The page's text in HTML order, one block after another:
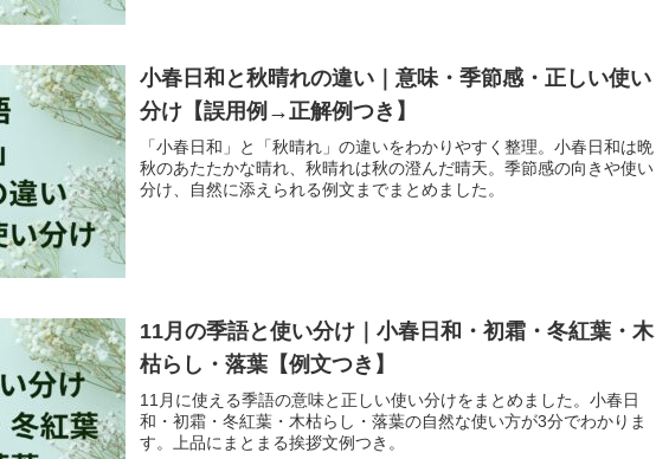
小春日和と秋晴れの違い｜意味・季節感・正しい使い
分け【誤用例→正解例つき】
「小春日和」と「秋晴れ」の違いをわかりやすく整理。小春日和は晩
秋のあたたかな晴れ、秋晴れは秋の澄んだ晴天。季節感の向きや使い
分け、自然に添えられる例文までまとめました。
11月の季語と使い分け｜小春日和・初霜・冬紅葉・木
枯らし・落葉【例文つき】
11月に使える季語の意味と正しい使い分けをまとめました。小春日
和・初霜・冬紅葉・木枯らし・落葉の自然な使い方が3分でわかりま
す。上品にまとまる挨拶文例つき。